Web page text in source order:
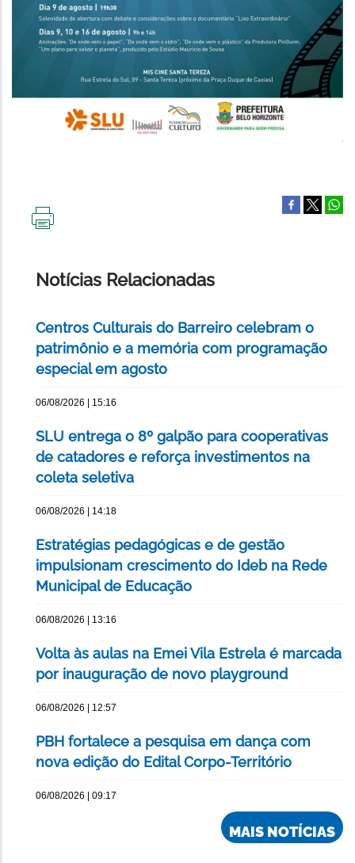
Notícias Relacionadas
Centros Culturais do Barreiro celebram o
patrimônio e a memória com programação
especial em agosto
06/08/2026 | 15:16
SLU entrega o 8º galpão para cooperativas
de catadores e reforça investimentos na
coleta seletiva
06/08/2026 | 14:18
Estratégias pedagógicas e de gestão
impulsionam crescimento do Ideb na Rede
Municipal de Educação
06/08/2026 | 13:16
Volta às aulas na Emei Vila Estrela é marcada
por inauguração de novo playground
06/08/2026 | 12:57
PBH fortalece a pesquisa em dança com
nova edição do Edital Corpo-Território
06/08/2026 | 09:17
MAIS NOTÍCIAS